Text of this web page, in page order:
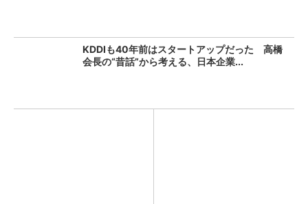
KDDIも40年前はスタートアップだった 高橋
会長の“昔話”から考える、日本企業...